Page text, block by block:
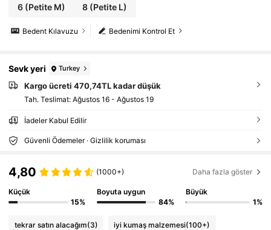
6(Petite M) 8 (Petite L)
Bedenimi Kontrol Et
Bedent Kılavuzu
Sevk yeri Turkey
Kargo ücreti 470,74TL kadar düşük
Tah. Teslimat: Ağustos 16 - Ağustos 19
İadeler Kabul Edilir
Güvenli Ödemeler · Gizlilik koruması
4,80 (1000+) Daha fazla göster
Küçük
15%
Boyuta uygun
84%
Büyük
1%
tekrar satın alacağım(3) iyi kumaş malzemesi(100+)